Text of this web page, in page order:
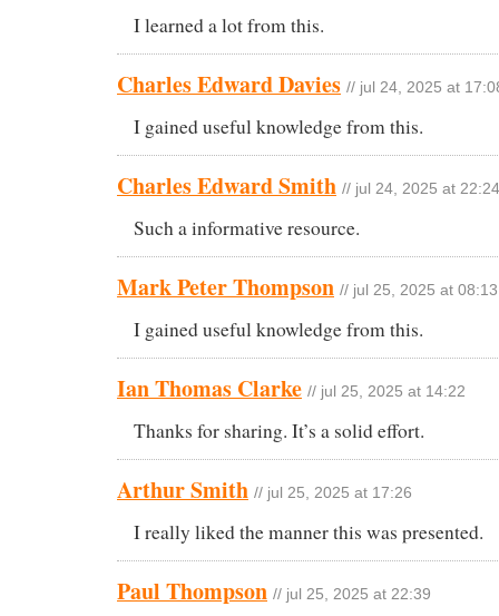
I learned a lot from this.
Charles Edward Davies // jul 24, 2025 at
I gained useful knowledge from this.
Charles Edward Smith // jul 24, 2025 at 22:24
Such a informative resource.
Mark Peter Thompson // jul 25, 2025 at 08:13
I gained useful knowledge from this.
Ian Thomas Clarke // jul 25, 2025 at 14:22
Thanks for sharing. It’s a solid effort.
Arthur Smith // jul 25, 2025 at 17:26
I really liked the manner this was presented.
Paul Thompson // jul 25, 2025 at 22:39